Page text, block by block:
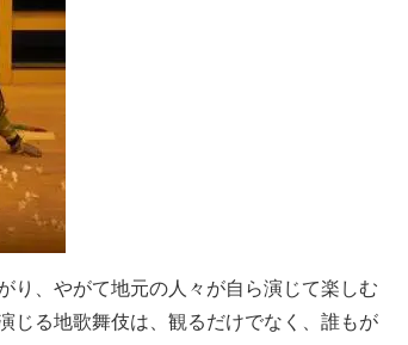
り、やがて地元の人々が自ら演じて楽しむ
じる地歌舞伎は、観るだけでなく、誰もが